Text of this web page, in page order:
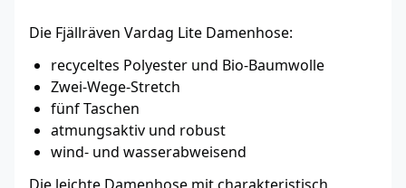
Die Fjällräven Vardag Lite Damenhose:
recyceltes Polyester und Bio-Baumwolle
Zwei-Wege-Stretch
fünf Taschen
atmungsaktiv und robust
wind- und wasserabweisend